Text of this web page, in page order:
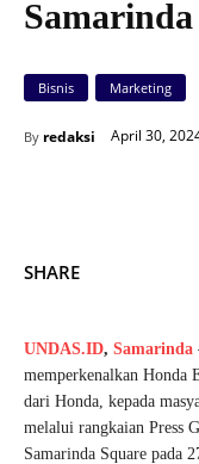
Samarinda
Bisnis Marketing
By redaksi April 30,
SHARE
UNDAS.ID, Samarinda
memperkenalkan Honda
dari Honda, kepada
melalui rangkaian Press
Samarinda Square pada